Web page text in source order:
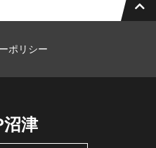
ポリシー
沼津